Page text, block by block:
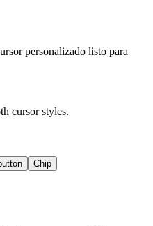
personalizado listo para
cursor styles.
Chip